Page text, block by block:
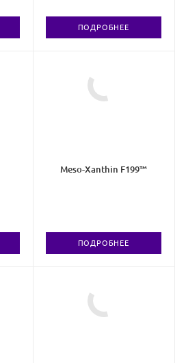
ПОДРОБНЕЕ
Meso-Xanthin F199™
ПОДРОБНЕЕ